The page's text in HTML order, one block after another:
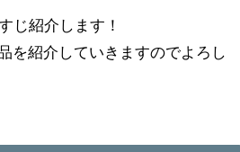
じ紹介します！
を紹介していきますのでよろし